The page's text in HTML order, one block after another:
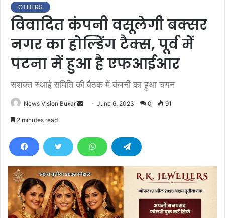
OTHERS
विवादित कंपनी वसूलेगी बक्सर
नगर का होल्डिंग टैक्स, पूर्व में
पटना में हुआ है एफआईआर
सशक्त स्थाई समिति की बैठक में कंपनी का हुआ चयन
News Vision Buxar
d
e
m
a
i
June 6, 2023 0 91
2 minutes read